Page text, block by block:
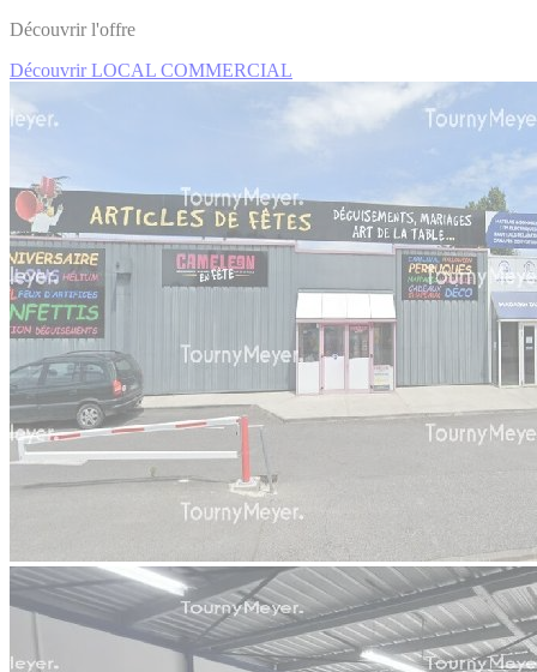
Découvrir l'offre
Découvrir LOCAL COMMERCIAL